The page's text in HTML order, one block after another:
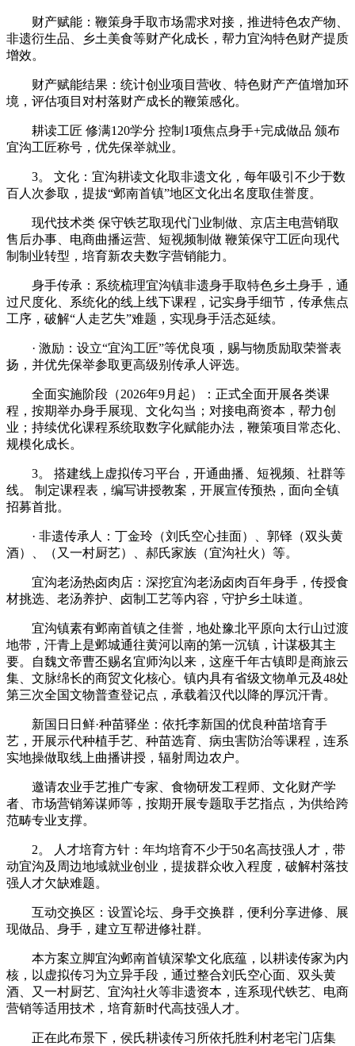
‌财产赋能‌：鞭策身手取市场需求对接，推进特色农产物、
非遗衍生品、乡土美食等财产化成长，帮力宜沟特色财产提质
增效。
‌财产赋能结果‌：统计创业项目营收、特色财产产值增加环
境，评估项目对村落财产成长的鞭策感化。
耕读工匠 修满120学分 控制1项焦点身手+完成做品 颁布
宜沟工匠称号，优先保举就业。
3。 文化：宜沟耕读文化取非遗文化，每年吸引不少于数
百人次参取，提拔“邺南首镇”地区文化出名度取佳誉度。
现代技术类 保守铁艺取现代门业制做、京店主电营销取
售后办事、电商曲播运营、短视频制做 鞭策保守工匠向现代
制制业转型，培育新农夫数字营销能力。
‌身手传承‌：系统梳理宜沟镇非遗身手取特色乡土身手，通
过尺度化、系统化的线上线下课程，记实身手细节，传承焦点
工序，破解“人走艺失”难题，实现身手活态延续。
· 激励：设立“宜沟工匠”等优良项，赐与物质励取荣誉表
扬，并优先保举参取更高级别传承人评选。
‌全面实施阶段（2026年9月起）‌：正式全面开展各类课
程，按期举办身手展现、文化勾当；对接电商资本，帮力创
业；持续优化课程系统取数字化赋能办法，鞭策项目常态化、
规模化成长。
3。 搭建线上虚拟传习平台，开通曲播、短视频、社群等
线。 制定课程表，编写讲授教案，开展宣传预热，面向全镇
招募首批。
· 非遗传承人：丁金玲（刘氏空心挂面）、郭铎（双头黄
酒）、（又一村厨艺）、郝氏家族（宜沟社火）等。
宜沟老汤热卤肉店：深挖宜沟老汤卤肉百年身手，传授食
材挑选、老汤养护、卤制工艺等内容，守护乡土味道。
宜沟镇素有邺南首镇之佳誉，地处豫北平原向太行山过渡
地带，汗青上是邺城通往黄河以南的第一沉镇，计谋极其主
要。自魏文帝曹丕赐名宜师沟以来，这座千年古镇即是商旅云
集、文脉绵长的商贸文化核心。镇内具有省级文物单元及48处
第三次全国文物普查登记点，承载着汉代以降的厚沉汗青。
新国日日鲜·种苗驿坐：依托李新国的优良种苗培育手
艺，开展示代种植手艺、种苗选育、病虫害防治等课程，连系
实地操做取线上曲播讲授，辐射周边农户。
邀请农业手艺推广专家、食物研发工程师、文化财产学
者、市场营销筹谋师等，按期开展专题取手艺指点，为供给跨
范畴专业支撑。
2。 人才培育方针：年均培育不少于50名高技强人才，带
动宜沟及周边地域就业创业，提拔群众收入程度，破解村落技
强人才欠缺难题。
‌互动交换区‌：设置论坛、身手交换群，便利分享进修、展
现做品、身手，建立互帮进修社群。
本方案立脚宜沟邺南首镇深挚文化底蕴，以耕读传家为内
核，以虚拟传习为立异手段，通过整合刘氏空心面、双头黄
酒、又一村厨艺、宜沟社火等非遗资本，连系现代铁艺、电商
营销等适用技术，培育新时代高技强人才。
正在此布景下，侯氏耕读传习所依托胜利村老宅门店集